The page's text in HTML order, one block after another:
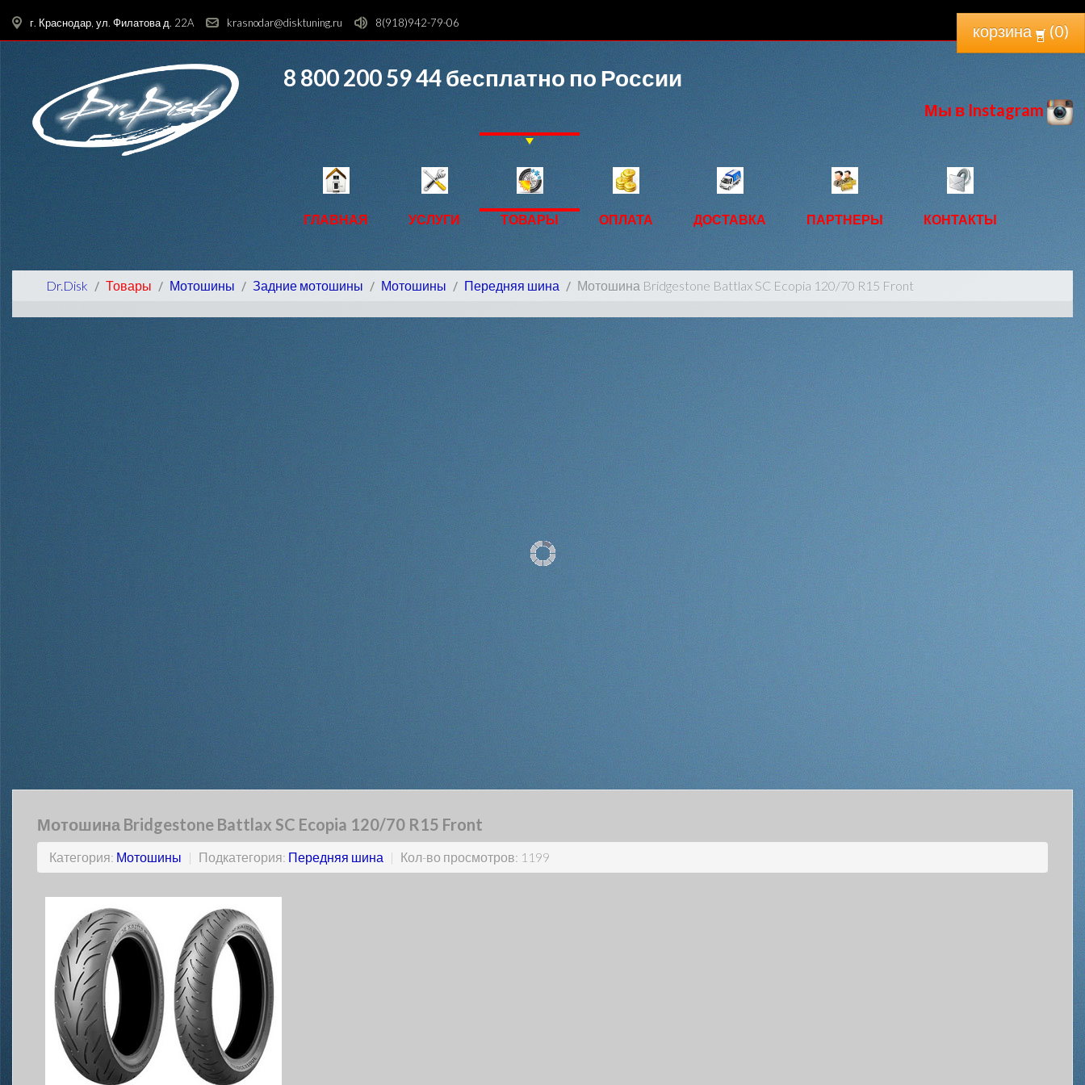
г. Краснодар, ул. Филатова д. 22A krasnodar@disktuning.ru 8(918)942-79-06 корзина (0)
8 800 200 59 44бесплатно по России
Мы в Instagram
ГЛАВНАЯ УСЛУГИ ТОВАРЫ ОПЛАТА ДОСТАВКА ПАРТНЕРЫ КОНТАКТЫ
Dr.Disk Товары Мотошины Задние мотошины Мотошины Передняя шина Мотошина Bridgestone Battlax SC Ecopia 120/70 R15 Front
Мотошина Bridgestone Battlax SC Ecopia 120/70 R15 Front
Категория: Мотошины | Подкатегория: Передняя шина | Кол-во просмотров: 1199